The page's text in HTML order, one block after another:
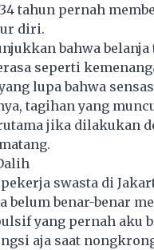
tahun pernah
diri.
bahwa
seperti
lupa bahwa
tagihan yang
jika dilakukan
swasta di
belum benar-benar
yang pernah aku
aja saat